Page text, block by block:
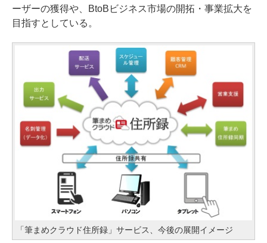
ーザーの獲得や、BtoBビジネス市場の開拓・事業拡大を
目指すとしている。
「筆まめクラウド住所録」サービス、今後の展開イメージ